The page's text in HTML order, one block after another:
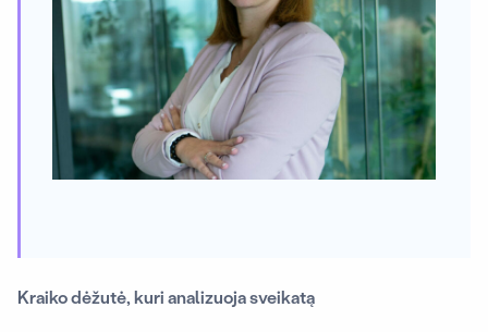
Kraiko dėžutė, kuri analizuoja sveikatą